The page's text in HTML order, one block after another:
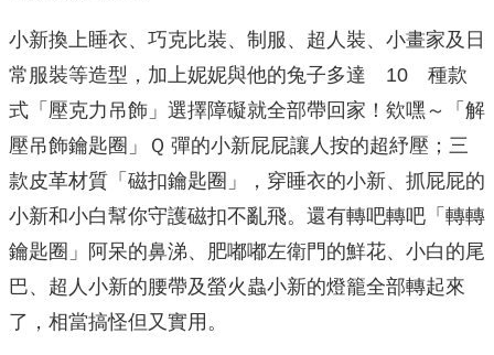
小新換上睡衣、巧克比裝、制服、超人裝、小畫家及日
常服裝等造型，加上妮妮與他的兔子多達 10 種款
式「壓克力吊飾」選擇障礙就全部帶回家！欸嘿～「解
壓吊飾鑰匙圈」Ｑ 彈的小新屁屁讓人按的超紓壓；三
款皮革材質「磁扣鑰匙圈」，穿睡衣的小新、抓屁屁的
小新和小白幫你守護磁扣不亂飛。還有轉吧轉吧「轉轉
鑰匙圈」阿呆的鼻涕、肥嘟嘟左衛門的鮮花、小白的尾
巴、超人小新的腰帶及螢火蟲小新的燈籠全部轉起來
了，相當搞怪但又實用。